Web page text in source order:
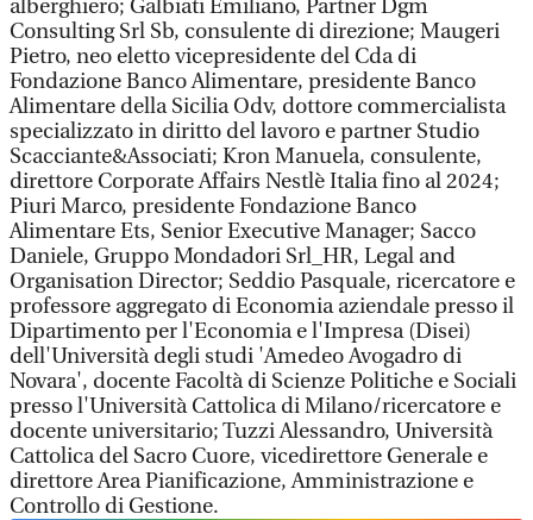
alberghiero; Galbiati Emiliano, Partner Dgm
Consulting Srl Sb, consulente di direzione; Maugeri
Pietro, neo eletto vicepresidente del Cda di
Fondazione Banco Alimentare, presidente Banco
Alimentare della Sicilia Odv, dottore commercialista
specializzato in diritto del lavoro e partner Studio
Scacciante&Associati; Kron Manuela, consulente,
direttore Corporate Affairs Nestlè Italia fino al 2024;
Piuri Marco, presidente Fondazione Banco
Alimentare Ets, Senior Executive Manager; Sacco
Daniele, Gruppo Mondadori Srl_HR, Legal and
Organisation Director; Seddio Pasquale, ricercatore e
professore aggregato di Economia aziendale presso il
Dipartimento per l'Economia e l'Impresa (Disei)
dell'Università degli studi 'Amedeo Avogadro di
Novara', docente Facoltà di Scienze Politiche e Sociali
presso l'Università Cattolica di Milano/ricercatore e
docente universitario; Tuzzi Alessandro, Università
Cattolica del Sacro Cuore, vicedirettore Generale e
direttore Area Pianificazione, Amministrazione e
Controllo di Gestione.